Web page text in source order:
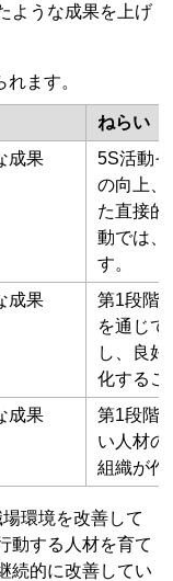
ような成果を上げ
ます。
ねらい
成果
5S活動
の向上、
た直接的
動では、
す。
成果
第1段階
を通じ
し、良
化するこ
成果
第1段階
い人材の
組織が作
環境を改善して
動する人材を育て
続的に改善してい